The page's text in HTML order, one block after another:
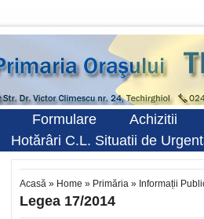
Formulare
Achizitii
Hotărâri C.L. Situatii de
Acasă » Home » Primăria » Informații
Legea 17/2014